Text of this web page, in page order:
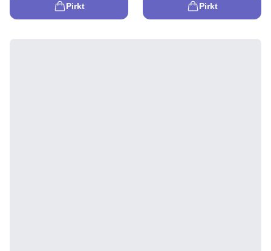
Pirkt Pirkt